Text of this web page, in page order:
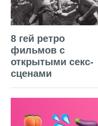
8 гей ретро
фильмов с
открытыми секс-
сценами